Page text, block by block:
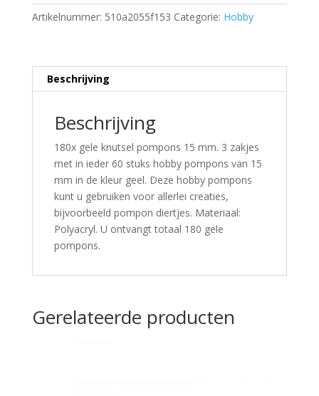
Artikelnummer: 510a2055f153 Categorie: Hobby
Beschrijving
Beschrijving
180x gele knutsel pompons 15 mm. 3 zakjes
met in ieder 60 stuks hobby pompons van 15
mm in de kleur geel. Deze hobby pompons
kunt u gebruiken voor allerlei creaties,
bijvoorbeeld pompon diertjes. Materiaal:
Polyacryl. U ontvangt totaal 180 gele
pompons.
Gerelateerde producten